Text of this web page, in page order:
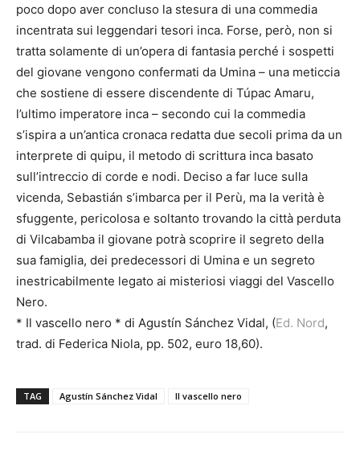
poco dopo aver concluso la stesura di una commedia
incentrata sui leggendari tesori inca. Forse, però, non si
tratta solamente di un’opera di fantasia perché i sospetti
del giovane vengono confermati da Umina – una meticcia
che sostiene di essere discendente di Túpac Amaru,
l’ultimo imperatore inca – secondo cui la commedia
s’ispira a un’antica cronaca redatta due secoli prima da un
interprete di quipu, il metodo di scrittura inca basato
sull’intreccio di corde e nodi. Deciso a far luce sulla
vicenda, Sebastián s’imbarca per il Perù, ma la verità è
sfuggente, pericolosa e soltanto trovando la città perduta
di Vilcabamba il giovane potrà scoprire il segreto della
sua famiglia, dei predecessori di Umina e un segreto
inestricabilmente legato ai misteriosi viaggi del Vascello
Nero.
* Il vascello nero * di Agustín Sánchez Vidal, (Ed. Nord,
trad. di Federica Niola, pp. 502, euro 18,60).
TAG Agustín Sánchez Vidal Il vascello nero